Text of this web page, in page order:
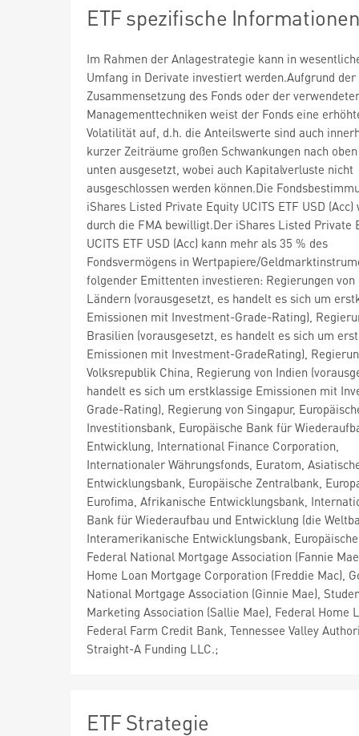
ETF spezifische
Im Rahmen der Anlagestrategie kann in
Umfang in Derivate investiert werden.Aufgrund der
Zusammensetzung des Fonds oder der
Managementtechniken weist der Fonds eine
Volatilität auf, d.h. die Anteilswerte sind auch
kurzer Zeiträume großen Schwankungen nach
unten ausgesetzt, wobei auch Kapitalverluste nicht
ausgeschlossen werden können.Die
iShares Listed Private Equity UCITS ETF USD (Acc)
durch die FMA bewilligt.Der iShares Listed Private
UCITS ETF USD (Acc) kann mehr als 35 % des
Fondsvermögens in Wertpapiere/
folgender Emittenten investieren: Regierungen von
Ländern (vorausgesetzt, es handelt es sich um
Emissionen mit Investment-Grade-Rating),
Brasilien (vorausgesetzt, es handelt es sich um
Emissionen mit Investment-GradeRating),
Volksrepublik China, Regierung von Indien
handelt es sich um erstklassige Emissionen mit
Grade-Rating), Regierung von Singapur,
Investitionsbank, Europäische Bank für
Entwicklung, International Finance Corporation,
Internationaler Währungsfonds, Euratom,
Entwicklungsbank, Europäische Zentralbank,
Eurofima, Afrikanische Entwicklungsbank,
Bank für Wiederaufbau und Entwicklung (die
Interamerikanische Entwicklungsbank,
Federal National Mortgage Association (Fannie
Home Loan Mortgage Corporation (Freddie Mac),
National Mortgage Association (Ginnie Mae),
Marketing Association (Sallie Mae), Federal Home
Federal Farm Credit Bank, Tennessee Valley
Straight-A Funding LLC.;
ETF Strategie